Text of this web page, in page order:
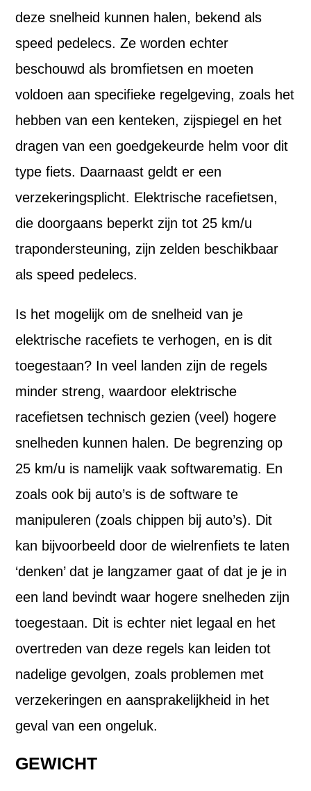
deze snelheid kunnen halen, bekend als
speed pedelecs. Ze worden echter
beschouwd als bromfietsen en moeten
voldoen aan specifieke regelgeving, zoals het
hebben van een kenteken, zijspiegel en het
dragen van een goedgekeurde helm voor dit
type fiets. Daarnaast geldt er een
verzekeringsplicht. Elektrische racefietsen,
die doorgaans beperkt zijn tot 25 km/u
trapondersteuning, zijn zelden beschikbaar
als speed pedelecs.
Is het mogelijk om de snelheid van je
elektrische racefiets te verhogen, en is dit
toegestaan? In veel landen zijn de regels
minder streng, waardoor elektrische
racefietsen technisch gezien (veel) hogere
snelheden kunnen halen. De begrenzing op
25 km/u is namelijk vaak softwarematig. En
zoals ook bij auto’s is de software te
manipuleren (zoals chippen bij auto’s). Dit
kan bijvoorbeeld door de wielrenfiets te laten
‘denken’ dat je langzamer gaat of dat je je in
een land bevindt waar hogere snelheden zijn
toegestaan. Dit is echter niet legaal en het
overtreden van deze regels kan leiden tot
nadelige gevolgen, zoals problemen met
verzekeringen en aansprakelijkheid in het
geval van een ongeluk.
GEWICHT